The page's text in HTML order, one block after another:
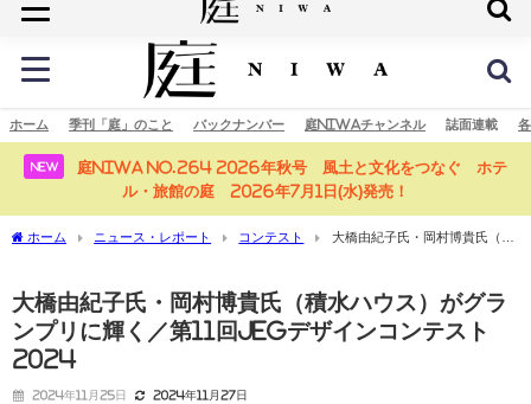
庭の未来へ
ホーム 季刊「庭」のこと バックナンバー 庭NIWAチャンネル 誌面連載
NEW
庭NIWA No.264 2026年秋号 風土と文化をつなぐ ホテ
ル・旅館の庭 2026年7月1日(水)発売！
ホーム ニュース・レポート コンテスト
大橋由紀子氏・岡村博貴氏（積
大橋由紀子氏・岡村博貴氏（積水ハウス）がグラ
ンプリに輝く／第11回JEGデザインコンテスト
2024
2024年11月25日 2024年11月27日